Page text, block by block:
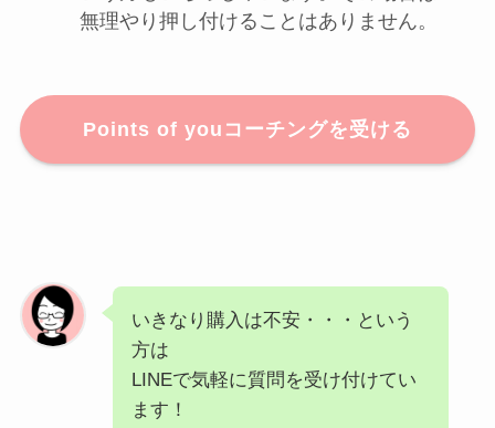
無理やり押し付けることはありません。
Points of youコーチングを受ける
いきなり購入は不安・・・という
方は
LINEで気軽に質問を受け付けてい
ます！